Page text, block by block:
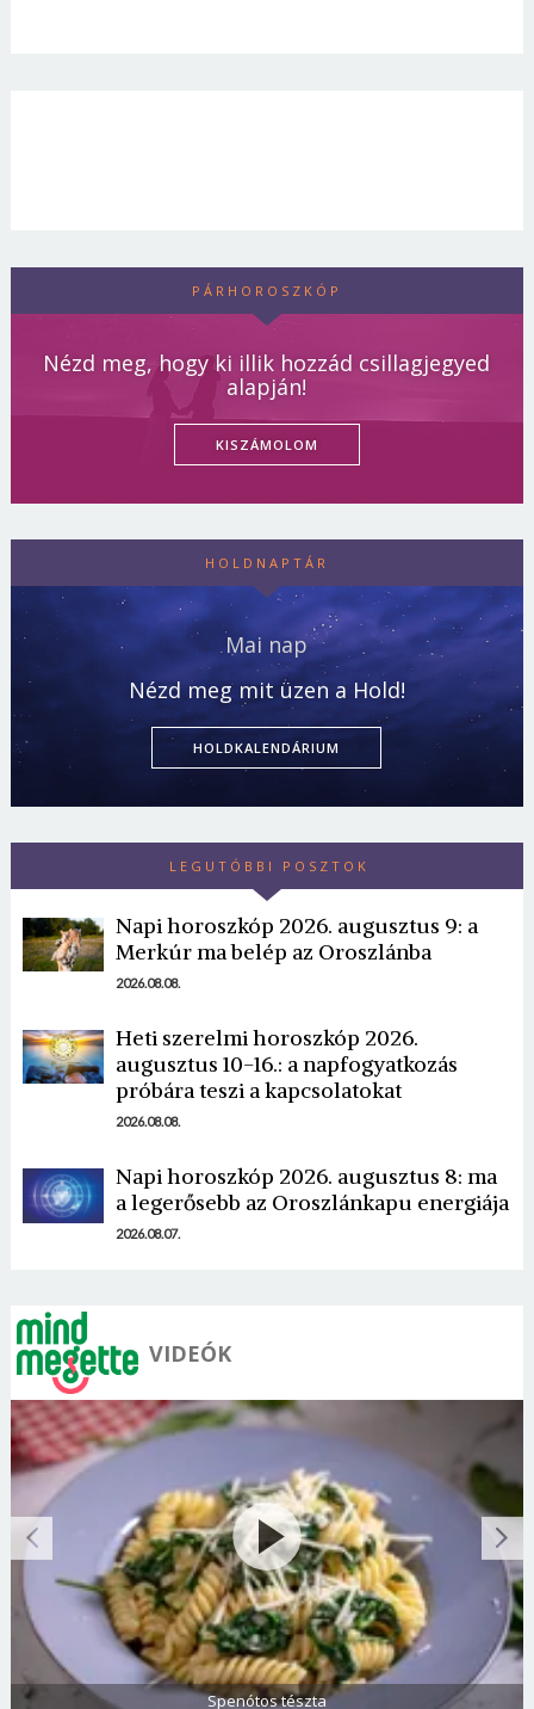
PÁRHOROSZKÓP
Nézd meg, hogy ki illik hozzád csillagjegyed
alapján!
KISZÁMOLOM
HOLDNAPTÁR
Mai nap
Nézd meg mit üzen a Hold!
HOLDKALENDÁRIUM
LEGUTÓBBI POSZTOK
Napi horoszkóp 2026. augusztus 9: a
Merkúr ma belép az Oroszlánba
2026.08.08.
Heti szerelmi horoszkóp 2026.
augusztus 10-16.: a napfogyatkozás
próbára teszi a kapcsolatokat
2026.08.08.
Napi horoszkóp 2026. augusztus 8: ma
a legerősebb az Oroszlánkapu energiája
2026.08.07.
VIDEÓK
Olasz és görög paradicsomsaláta